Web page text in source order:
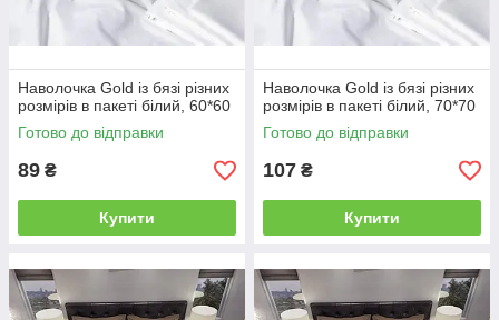
Наволочка Gold із бязі різних
розмірів в пакеті білий, 60*60
Готово до відправки
89 ₴
Купити
Наволочка Gold із бязі різних
розмірів в пакеті білий, 70*70
Готово до відправки
107 ₴
Купити